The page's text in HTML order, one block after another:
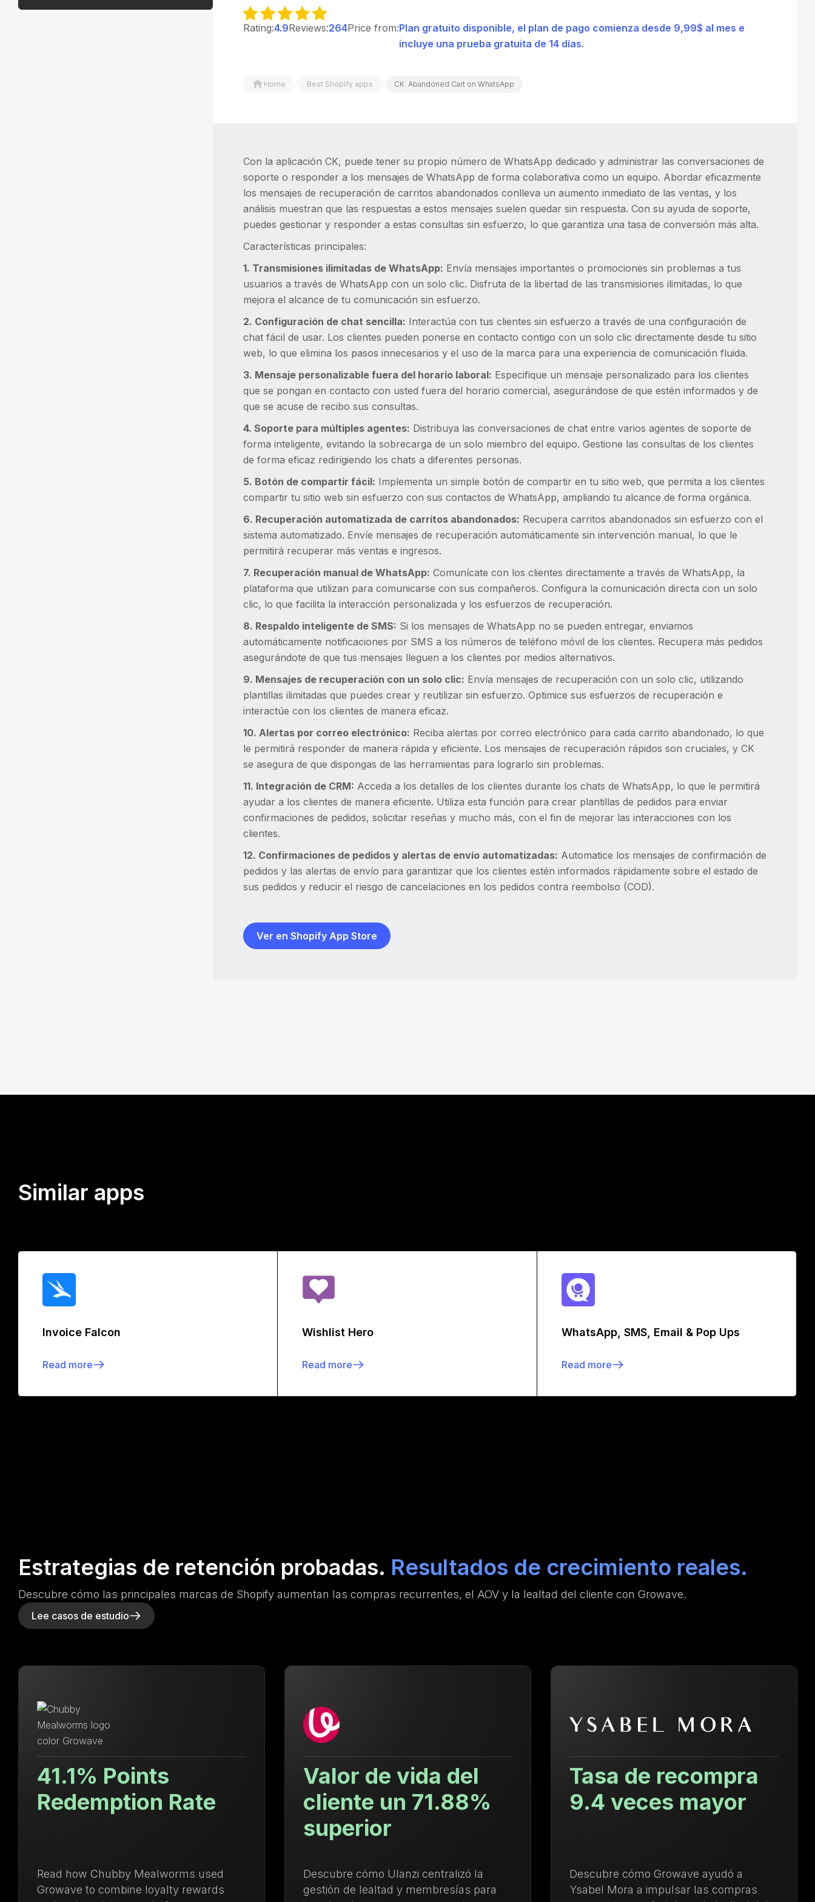
Rating:4.9Reviews:264Price from:Plan gratuito disponible, el plan de pago comienza desde 9,99$ al mes e
incluye una prueba gratuita de 14 días.
Home / Best Shopify apps / CK: Abandoned Cart on WhatsApp
Con la aplicación CK, puede tener su propio número de WhatsApp dedicado y administrar las conversaciones de
soporte o responder a los mensajes de WhatsApp de forma colaborativa como un equipo. Abordar eficazmente
los mensajes de recuperación de carritos abandonados conlleva un aumento inmediato de las ventas, y los
análisis muestran que las respuestas a estos mensajes suelen quedar sin respuesta. Con su ayuda de soporte,
puedes gestionar y responder a estas consultas sin esfuerzo, lo que garantiza una tasa de conversión más alta.
Características principales:
1. Transmisiones ilimitadas de WhatsApp: Envía mensajes importantes o promociones sin problemas a tus
usuarios a través de WhatsApp con un solo clic. Disfruta de la libertad de las transmisiones ilimitadas, lo que
mejora el alcance de tu comunicación sin esfuerzo.
2. Configuración de chat sencilla: Interactúa con tus clientes sin esfuerzo a través de una configuración de
chat fácil de usar. Los clientes pueden ponerse en contacto contigo con un solo clic directamente desde tu sitio
web, lo que elimina los pasos innecesarios y el uso de la marca para una experiencia de comunicación fluida.
3. Mensaje personalizable fuera del horario laboral: Especifique un mensaje personalizado para los clientes
que se pongan en contacto con usted fuera del horario comercial, asegurándose de que estén informados y de
que se acuse de recibo sus consultas.
4. Soporte para múltiples agentes: Distribuya las conversaciones de chat entre varios agentes de soporte de
forma inteligente, evitando la sobrecarga de un solo miembro del equipo. Gestione las consultas de los clientes
de forma eficaz redirigiendo los chats a diferentes personas.
5. Botón de compartir fácil: Implementa un simple botón de compartir en tu sitio web, que permita a los clientes
compartir tu sitio web sin esfuerzo con sus contactos de WhatsApp, ampliando tu alcance de forma orgánica.
6. Recuperación automatizada de carritos abandonados: Recupera carritos abandonados sin esfuerzo con el
sistema automatizado. Envíe mensajes de recuperación automáticamente sin intervención manual, lo que le
permitirá recuperar más ventas e ingresos.
7. Recuperación manual de WhatsApp: Comunícate con los clientes directamente a través de WhatsApp, la
plataforma que utilizan para comunicarse con sus compañeros. Configura la comunicación directa con un solo
clic, lo que facilita la interacción personalizada y los esfuerzos de recuperación.
8. Respaldo inteligente de SMS: Si los mensajes de WhatsApp no se pueden entregar, enviamos
automáticamente notificaciones por SMS a los números de teléfono móvil de los clientes. Recupera más pedidos
asegurándote de que tus mensajes lleguen a los clientes por medios alternativos.
9. Mensajes de recuperación con un solo clic: Envía mensajes de recuperación con un solo clic, utilizando
plantillas ilimitadas que puedes crear y reutilizar sin esfuerzo. Optimice sus esfuerzos de recuperación e
interactúe con los clientes de manera eficaz.
10. Alertas por correo electrónico: Reciba alertas por correo electrónico para cada carrito abandonado, lo que
le permitirá responder de manera rápida y eficiente. Los mensajes de recuperación rápidos son cruciales, y CK
se asegura de que dispongas de las herramientas para lograrlo sin problemas.
11. Integración de CRM: Acceda a los detalles de los clientes durante los chats de WhatsApp, lo que le permitirá
ayudar a los clientes de manera eficiente. Utiliza esta función para crear plantillas de pedidos para enviar
confirmaciones de pedidos, solicitar reseñas y mucho más, con el fin de mejorar las interacciones con los
clientes.
12. Confirmaciones de pedidos y alertas de envío automatizadas: Automatice los mensajes de confirmación de
pedidos y las alertas de envío para garantizar que los clientes estén informados rápidamente sobre el estado de
sus pedidos y reducir el riesgo de cancelaciones en los pedidos contra reembolso (COD).
Ver en Shopify App Store
Similar apps
Invoice Falcon
Read more
Wishlist Hero
Read more
WhatsApp, SMS, Email & Pop Ups
Read more
Estrategias de retención probadas. Resultados de crecimiento reales.
Descubre cómo las principales marcas de Shopify aumentan las compras recurrentes, el AOV y la lealtad del cliente con Growave.
Lee casos de estudio
Valor de vida del
cliente un 71.88%
Descubre cómo Ulanzi centralizó la
gestión de lealtad y membresías para
Tasa de recompra
9.4 veces mayor
Descubre cómo Growave ayudó a
Ysabel Mora a impulsar las compras
29.84%
en el AOV
Descubre cómo Kayser Lingerie
aumentó el AOV y fortaleció las